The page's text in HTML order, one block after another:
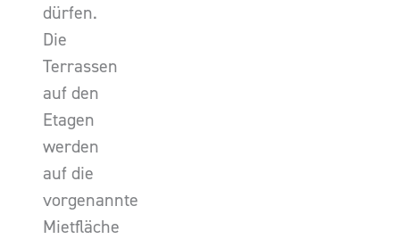
dürfen.
Die
Terrassen
auf den
Etagen
werden
auf die
vorgenannte
Mietfläche